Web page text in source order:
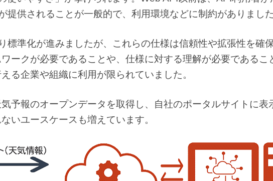
提供されることが一般的で、利用環境などに制約がありました
標準化が進みましたが、これらの仕様は信頼性や拡張性を確
ークが必要であることや、仕様に対する理解が必要であるこ
る企業や組織に利用が限られていました。
予報のオープンデータを取得し、自社のポータルサイトに表
いユースケースも増えています。